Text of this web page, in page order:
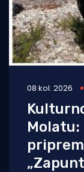
08 kol. 2026